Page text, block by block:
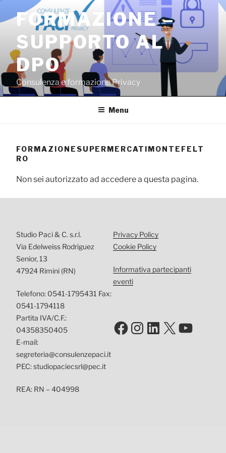
contenuto
FORMAZIONE –
SUPPORTO AL
DPO
Consulenza e formazione Privacy
Menu
FORMAZIONESUPERMERCATIMONTEFELT
RO
Non sei autorizzato ad accedere a questa pagina.
Studio Paci & C. s.r.l.
Via Edelweiss Rodriguez
Senior, 13
47924 Rimini (RN)
Telefono: 0541-1795431 Fax:
0541-1794118
Partita IVA/C.F.:
04358350405
E-mail:
segreteria@consulenzepaci.it
PEC: studiopaciecsrl@pec.it
REA: RN – 404998
Privacy Policy
Cookie Policy
Informativa partecipanti
eventi
Facebook
Instagram
LinkedIn
X